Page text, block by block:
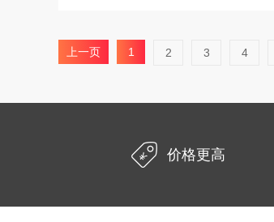
上一页 1 2 3 4
价格更高